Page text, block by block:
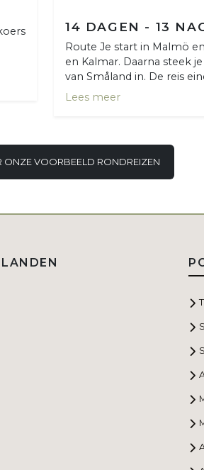
14 DAGEN - 13
Route Je start in Malmö
en Kalmar. Daarna steek
van Småland in. De reis
Lees meer
ONZE VOORBEELD RONDREIZEN